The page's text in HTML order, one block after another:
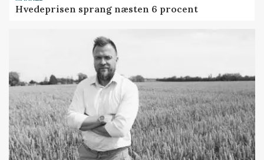
Hvedeprisen sprang næsten 6 procent